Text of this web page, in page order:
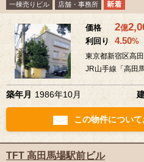
一棟売りビル 店舗・事務所
価格 2億
利回り
4.50%
東京都新宿区高
JR山手線「高田
築年月 1986年10月
この物件につい
TFT 高田馬場駅前ビル